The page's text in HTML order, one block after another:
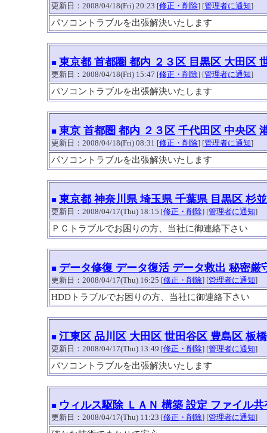
更新日：2008/04/18(Fri) 20:23 [修正・削除] [管理者に通知]
パソコントラブルを出張解決いたします
■ 東京都 首都圏 都内 ２３区 目黒区 大田区
更新日：2008/04/18(Fri) 15:47 [修正・削除] [管理者に通知]
パソコントラブルを出張解決いたします
■ 東京 首都圏 都内 ２３区 千代田区 中央区
更新日：2008/04/18(Fri) 08:31 [修正・削除] [管理者に通知]
パソコントラブルを出張解決いたします
■ 東京都 神奈川県 埼玉県 千葉県 目黒区 杉
更新日：2008/04/17(Thu) 18:15 [修正・削除] [管理者に通知]
ＰＣトラブルでお困りの方、当社に御連絡下さい
■ データ修復 データ復活 データ救出 秘密厳
更新日：2008/04/17(Thu) 16:25 [修正・削除] [管理者に通知]
HDDトラブルでお困りの方、当社に御連絡下さい
■ 江東区 品川区 大田区 世田谷区 豊島区 板
更新日：2008/04/17(Thu) 13:49 [修正・削除] [管理者に通知]
パソコントラブルを出張解決いたします
■ ウィルス駆除 ＬＡＮ 構築 設定 ファイル
更新日：2008/04/17(Thu) 11:23 [修正・削除] [管理者に通知]